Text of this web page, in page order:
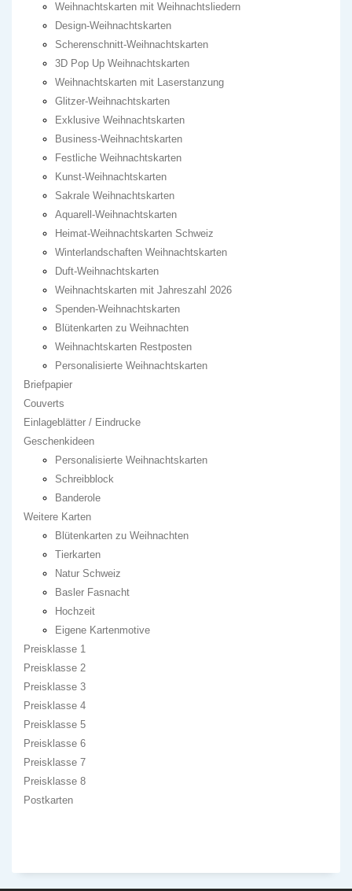
Weihnachtskarten mit Weihnachtsliedern
Design-Weihnachtskarten
Scherenschnitt-Weihnachtskarten
3D Pop Up Weihnachtskarten
Weihnachtskarten mit Laserstanzung
Glitzer-Weihnachtskarten
Exklusive Weihnachtskarten
Business-Weihnachtskarten
Festliche Weihnachtskarten
Kunst-Weihnachtskarten
Sakrale Weihnachtskarten
Aquarell-Weihnachtskarten
Heimat-Weihnachtskarten Schweiz
Winterlandschaften Weihnachtskarten
Duft-Weihnachtskarten
Weihnachtskarten mit Jahreszahl 2026
Spenden-Weihnachtskarten
Blütenkarten zu Weihnachten
Weihnachtskarten Restposten
Personalisierte Weihnachtskarten
Briefpapier
Couverts
Einlageblätter / Eindrucke
Geschenkideen
Personalisierte Weihnachtskarten
Schreibblock
Banderole
Weitere Karten
Blütenkarten zu Weihnachten
Tierkarten
Natur Schweiz
Basler Fasnacht
Hochzeit
Eigene Kartenmotive
Preisklasse 1
Preisklasse 2
Preisklasse 3
Preisklasse 4
Preisklasse 5
Preisklasse 6
Preisklasse 7
Preisklasse 8
Postkarten